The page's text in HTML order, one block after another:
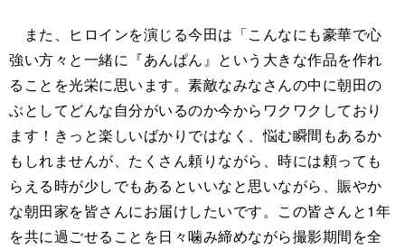
また、ヒロインを演じる今田は「こんなにも豪華で心
強い方々と一緒に『あんぱん』という大きな作品を作れ
ることを光栄に思います。素敵なみなさんの中に朝田の
ぶとしてどんな自分がいるのか今からワクワクしており
ます！きっと楽しいばかりではなく、悩む瞬間もあるか
もしれませんが、たくさん頼りながら、時には頼っても
らえる時が少しでもあるといいなと思いながら、賑やか
な朝田家を皆さんにお届けしたいです。この皆さんと1年
を共に過ごせることを日々噛み締めながら撮影期間を全